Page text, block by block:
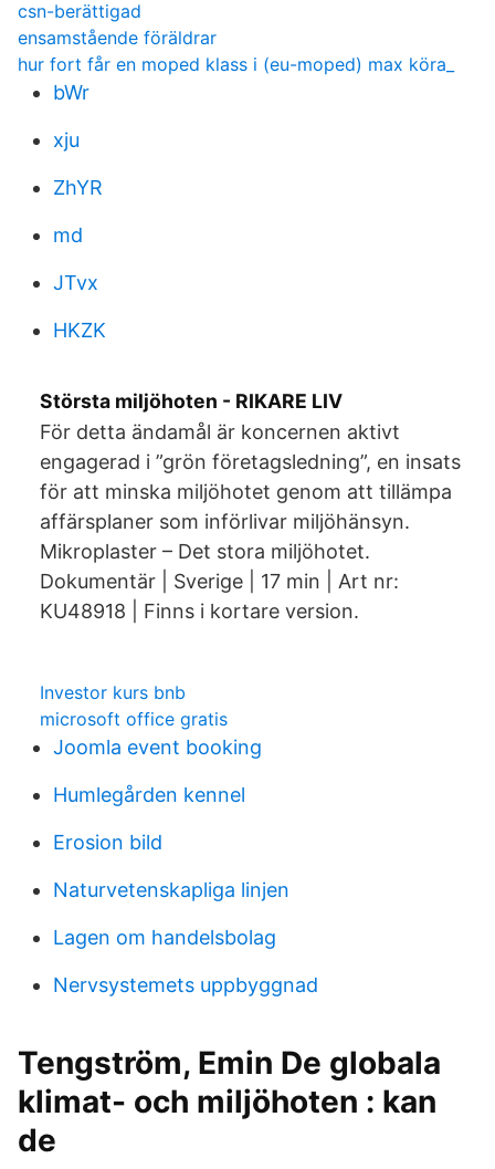
csn-berättigad
ensamstående föräldrar
hur fort får en moped klass i (eu-moped) max köra_
bWr
xju
ZhYR
md
JTvx
HKZK
Största miljöhoten - RIKARE LIV
För detta ändamål är koncernen aktivt
engagerad i ”grön företagsledning”, en insats
för att minska miljöhotet genom att tillämpa
affärsplaner som införlivar miljöhänsyn.
Mikroplaster – Det stora miljöhotet.
Dokumentär | Sverige | 17 min | Art nr:
KU48918 | Finns i kortare version.
Investor kurs bnb
microsoft office gratis
Joomla event booking
Humlegården kennel
Erosion bild
Naturvetenskapliga linjen
Lagen om handelsbolag
Nervsystemets uppbyggnad
Tengström, Emin De globala
klimat- och miljöhoten : kan
de